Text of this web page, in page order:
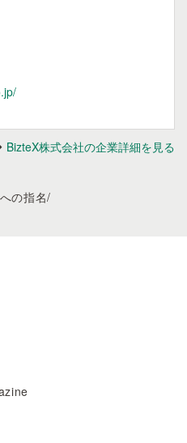
BizteX株式会社の企業詳細を見る
の指名/